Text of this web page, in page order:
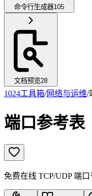
命令行生成器105
文档预览28
1024工具箱/网络与运维/
端口参考表
免费在线 TCP/UDP 端